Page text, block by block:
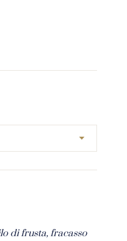
di frusta, fracasso